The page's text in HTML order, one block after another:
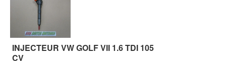
INJECTEUR VW GOLF VII 1.6 TDI 105
CV